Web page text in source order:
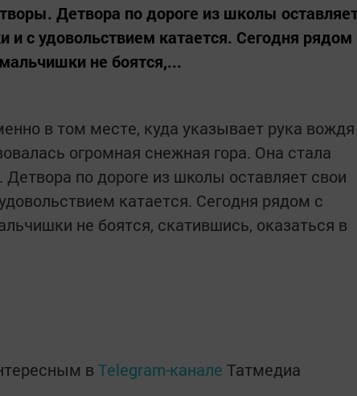
Детвора по дороге из школы
и с удовольствием катается. Сегодня рядом
не боятся,...
в том месте, куда указывает рука вождя
огромная снежная гора. Она стала
по дороге из школы оставляет свои
катается. Сегодня рядом с
не боятся, скатившись, оказаться в
в Telegram-канале Татмедиа